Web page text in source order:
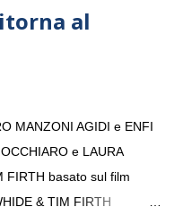
al
MANZONI AGIDI e ENFI
e LAURA
FIRTH basato sul film
& TIM FIRTH